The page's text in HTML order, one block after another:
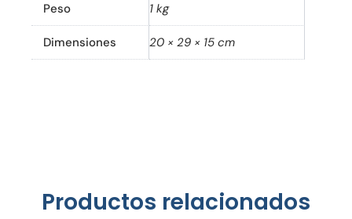
Peso 1 kg
Dimensiones 20 × 29 × 15 cm
Productos relacionados